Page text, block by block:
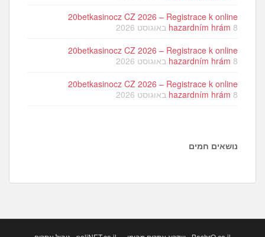
20betkasinocz CZ 2026 – Registrace k online
hazardním hrám 8 באוגוסט 2026
20betkasinocz CZ 2026 – Registrace k online
hazardním hrám 8 באוגוסט 2026
20betkasinocz CZ 2026 – Registrace k online
hazardním hrám 8 באוגוסט 2026
נושאים חמים